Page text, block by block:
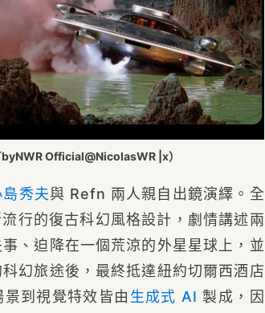
byNWR Official@NicolasWR |x）
島秀夫與 Refn 兩人親自出鏡演繹。全
行的復古科幻風格設計，劇情講述兩
、迫降在一個荒涼的外星星球上，並
幻旅途後，最終抵達紐約切爾西酒店
到視覺特效皆由 生成式 AI 製成，因